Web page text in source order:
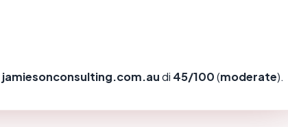
jamiesonconsulting.com.audi 45/100(moderate).